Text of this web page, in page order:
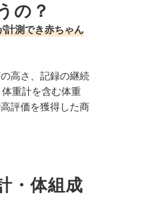
の？
計測でき赤ちゃん
高さ、記録の継続
重計を含む体重
評価を獲得した商
・体組成